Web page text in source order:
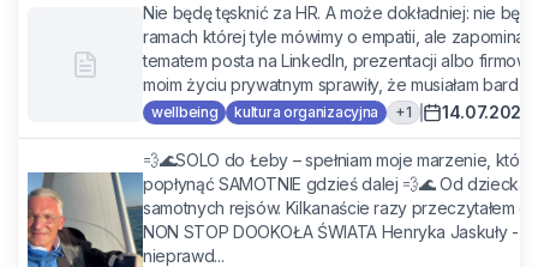
Nie będę tęsknić za HR. A może dokładniej: nie
ramach której tyle mówimy o empatii, ale
tematem posta na LinkedIn, prezentacji albo
moim życiu prywatnym sprawiły, że musiałam
wellbeing kultura organizacyjna +1 14.07.2026
💨🌊SOLO do Łeby – spełniam moje marzenie,
popłynąć SAMOTNIE gdzieś dalej 💨🌊 Od dziecka
samotnych rejsów. Kilkanaście razy przeczytałem
NON STOP DOOKOŁA ŚWIATA Henryka Jaskuły -
nieprawd...